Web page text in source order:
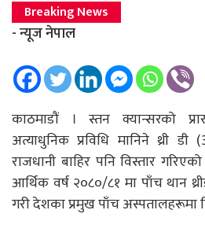
Breaking News
- न्यूज नेपाल
काठमाडौं । स्तन क्यान्सरको
अत्याधुनिक प्रविधि मानिने थ्री डी
राजधानी बाहिर पनि विस्तार
आर्थिक वर्ष २०८०/८१ मा पाँच थान
गरी देशका प्रमुख पाँच अस्पतालहरूमा